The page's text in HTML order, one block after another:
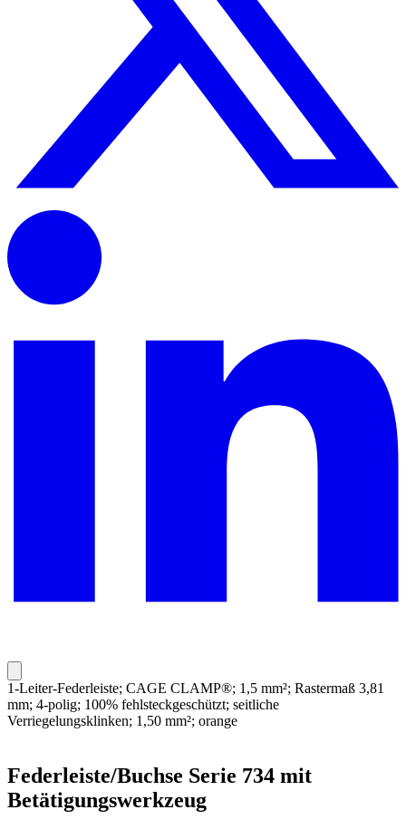
1-Leiter-Federleiste; CAGE CLAMP®; 1,5 mm²; Rastermaß 3,81
mm; 4-polig; 100% fehlsteckgeschützt; seitliche
Verriegelungsklinken; 1,50 mm²; orange
Federleiste/Buchse Serie 734 mit
Betätigungswerkzeug